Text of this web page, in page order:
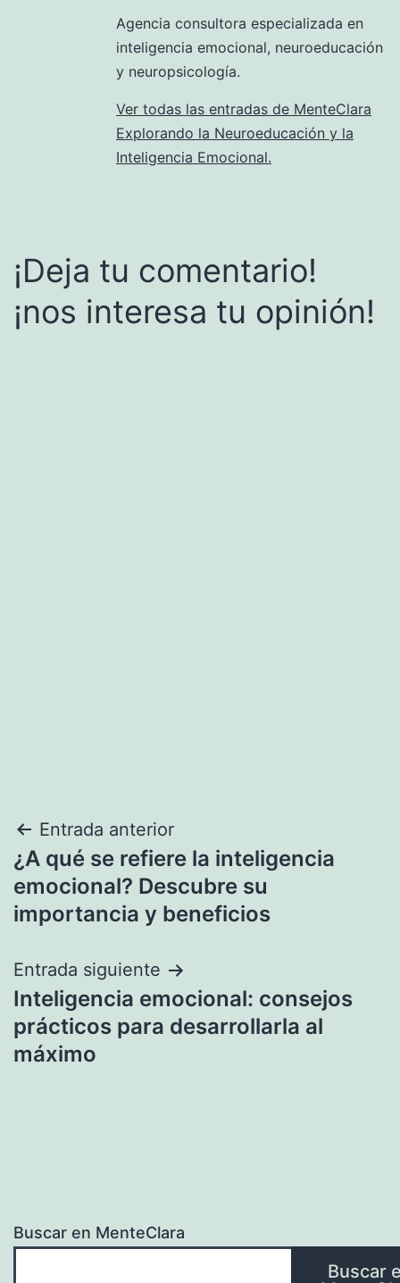
Agencia consultora especializada en
inteligencia emocional, neuroeducación
y neuropsicología.
Ver todas las entradas de MenteClara
Explorando la Neuroeducación y la
Inteligencia Emocional.
¡Deja tu comentario!
¡nos interesa tu opinión!
Navegación
de
entradas
Entrada anterior
¿A qué se refiere la inteligencia
emocional? Descubre su
importancia y beneficios
Entrada siguiente
Inteligencia emocional: consejos
prácticos para desarrollarla al
máximo
Buscar en MenteClara
Buscar